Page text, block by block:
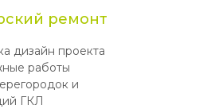
ремонт
дизайн проекта
работы
и
ГКЛ